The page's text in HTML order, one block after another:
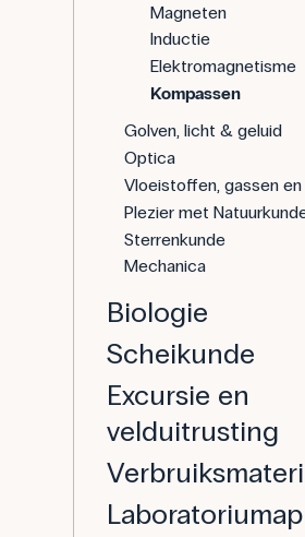
Magneten
Inductie
Elektromagnetisme
Kompassen
Golven, licht & geluid
Optica
Vloeistoffen, gassen
Plezier met
Sterrenkunde
Mechanica
Biologie
Scheikunde
Excursie en
velduitrusting